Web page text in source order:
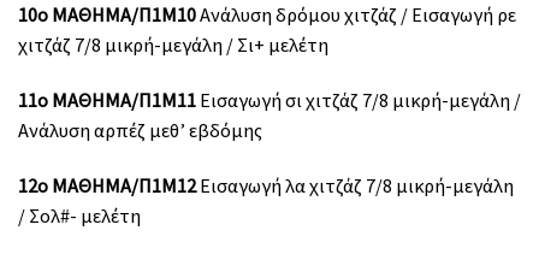
10ο ΜΑΘΗΜΑ/Π1Μ10Ανάλυση δρόμου χιτζάζ / Εισαγωγή ρε
χιτζάζ 7/8 μικρή-μεγάλη / Σι+ μελέτη
11ο ΜΑΘΗΜΑ/Π1Μ11 Εισαγωγή σι χιτζάζ 7/8 μικρή-μεγάλη /
Ανάλυση αρπέζ μεθ’ εβδόμης
12ο ΜΑΘΗΜΑ/Π1Μ12Εισαγωγή λα χιτζάζ 7/8 μικρή-μεγάλη
/ Σολ#- μελέτη